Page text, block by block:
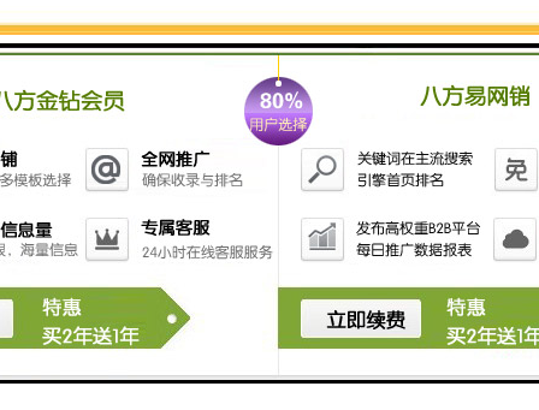
建筑层数：地下2层，地上44层
在租楼层：13-22F、24-33F、36-40F
租金单价：155元/㎡/月—270元/㎡/元
标准层面积：约2000-2600㎡
起租面积段：260㎡起租，组合
标准层层高、净高：4.5m/3m
整层实用率：约67%-78%
行政洗手间：有